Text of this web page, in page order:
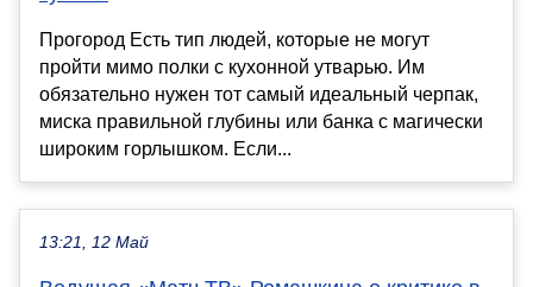
Прогород Есть тип людей, которые не могут
пройти мимо полки с кухонной утварью. Им
обязательно нужен тот самый идеальный черпак,
миска правильной глубины или банка с магически
широким горлышком. Если...
13:21, 12 Май